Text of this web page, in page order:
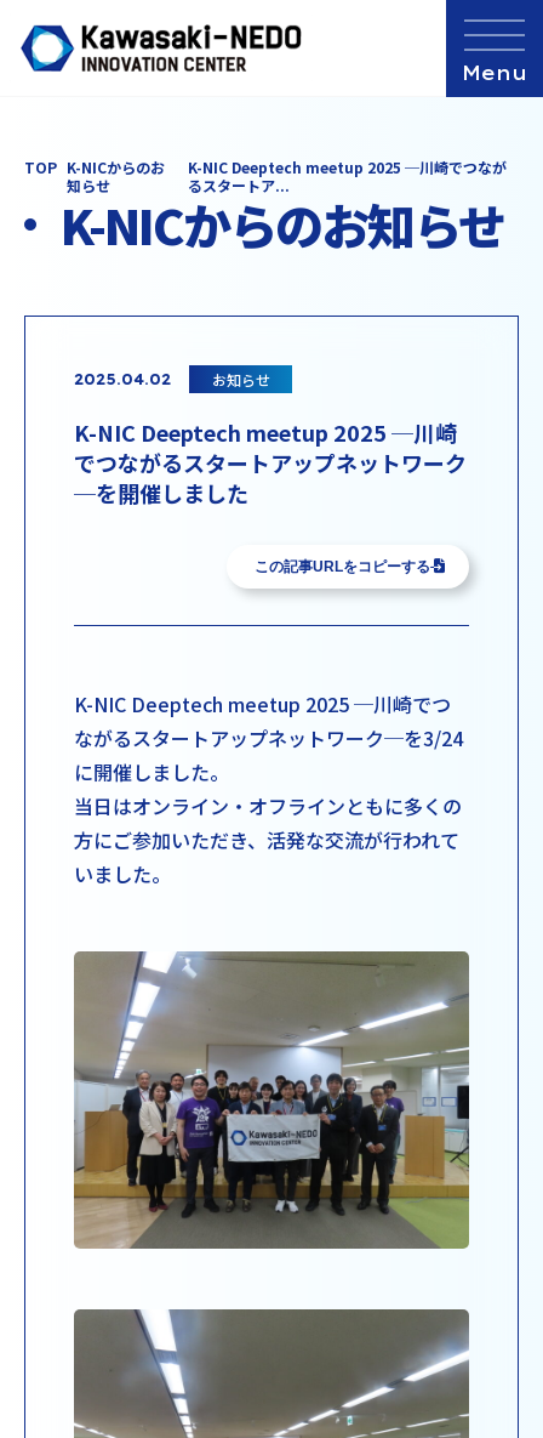
TOP K-NICからのお
知らせ
K-NIC Deeptech meetup 2025 ─川崎でつなが
るスタートア...
K-NICからのお知らせ
2025.04.02 お知らせ
K-NIC Deeptech meetup 2025 ─川崎
でつながるスタートアップネットワーク
─を開催しました
この記事URLをコピーする
K-NIC Deeptech meetup 2025 ─川崎でつ
ながるスタートアップネットワーク─を3/24
に開催しました。
当日はオンライン・オフラインともに多くの
方にご参加いただき、活発な交流が行われて
いました。